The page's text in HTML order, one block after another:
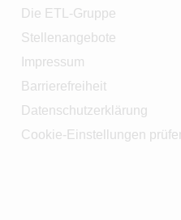
Die ETL-Gruppe
Stellenangebote
Impressum
Barrierefreiheit
Datenschutzerklärung
Cookie-Einstellungen